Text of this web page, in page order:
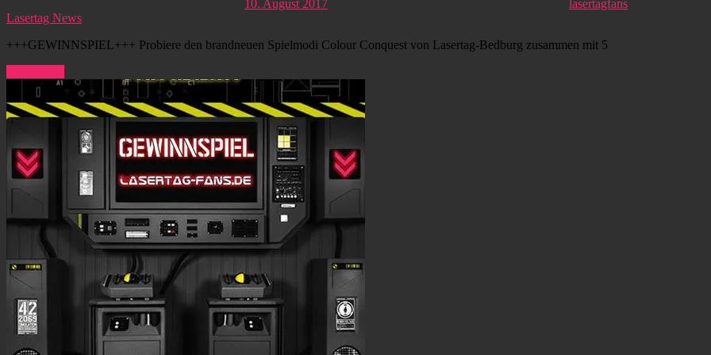
10. August 2017 lasertagfans
Lasertag News
+++GEWINNSPIEL+++ Probiere den brandneuen Spielmodi Colour Conquest von Lasertag-Bedburg zusammen mit 5